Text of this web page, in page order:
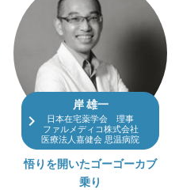
岸 雄一
日本在宅薬学会 理事
ファルメディコ株式会社
医療法人嘉健会 思温病院
navigate_next
悟りを開いたゴーゴーカブ
乗り